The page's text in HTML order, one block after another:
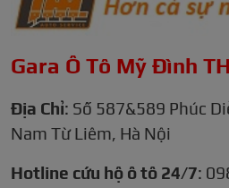
Gara Ô Tô Mỹ Đình
Địa Chỉ: Số 587&589 Phúc
Nam Từ Liêm, Hà Nội
Hotline cứu hộ ô tô 24/7: